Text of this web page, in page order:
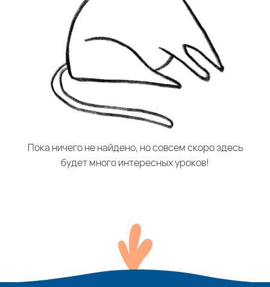
Пока ничего не найдено, но совсем скоро здесь
будет много интересных уроков!